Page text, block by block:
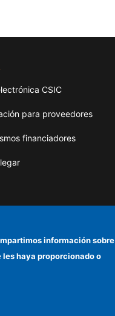
CSIC
para proveedores
financiadores
información sobre
haya proporcionado o